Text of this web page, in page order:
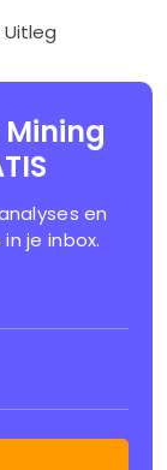
en
je inbox.